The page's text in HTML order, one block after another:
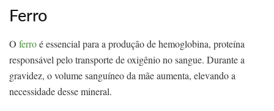
Ferro
O ferroé essencial para a produção de hemoglobina, proteína
responsável pelo transporte de oxigênio no sangue. Durante a
gravidez, o volume sanguíneo da mãe aumenta, elevando a
necessidade desse mineral.